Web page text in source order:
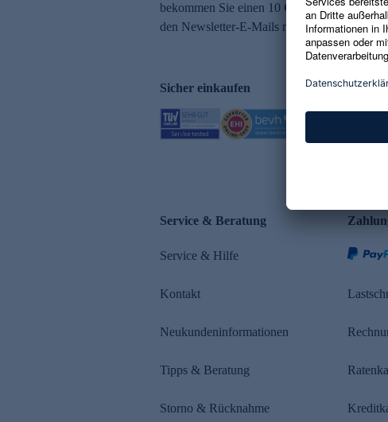
bekommen Sie einen 10 € Gutschein. Eine
den Newsletter-E-Mails möglich.
Sicher einkaufen
Service & Beratung
Service & Hilfe
Kontakt
Neukundeninformationen
Tipps & Beratung
Storno & Rücknahme